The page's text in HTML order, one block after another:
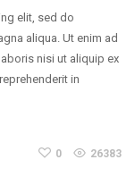
elit, sed do
aliqua. Ut enim ad
nisi ut aliquip ex
in
0 26383